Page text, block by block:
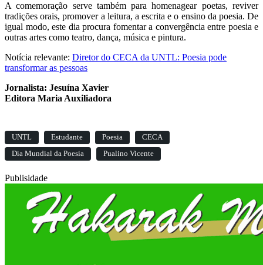
A comemoração serve também para homenagear poetas, reviver
tradições orais, promover a leitura, a escrita e o ensino da poesia. De
igual modo, este dia procura fomentar a convergência entre poesia e
outras artes como teatro, dança, música e pintura.
Notícia relevante: Diretor do CECA da UNTL: Poesia pode
transformar as pessoas
Jornalista: Jesuína Xavier
Editora Maria Auxiliadora
UNTL Estudante Poesia
CECA
Dia Mundial da Poesia
Pualino Vicente
Publisidade